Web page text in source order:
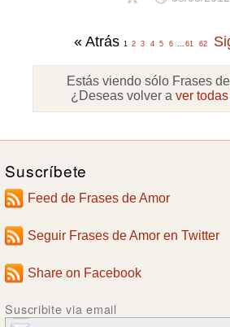
« Atrás 1 2 3 4 5 6 ... 61 62
Estás viendo sólo Frases
¿Deseas volver a ver
Suscríbete
Feed de Frases de Amor
Seguir Frases de Amor en Twitter
Share on Facebook
Suscribite via email